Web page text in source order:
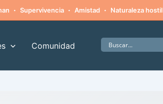
· Supervivencia · Amistad · Naturaleza hostil
Comunidad